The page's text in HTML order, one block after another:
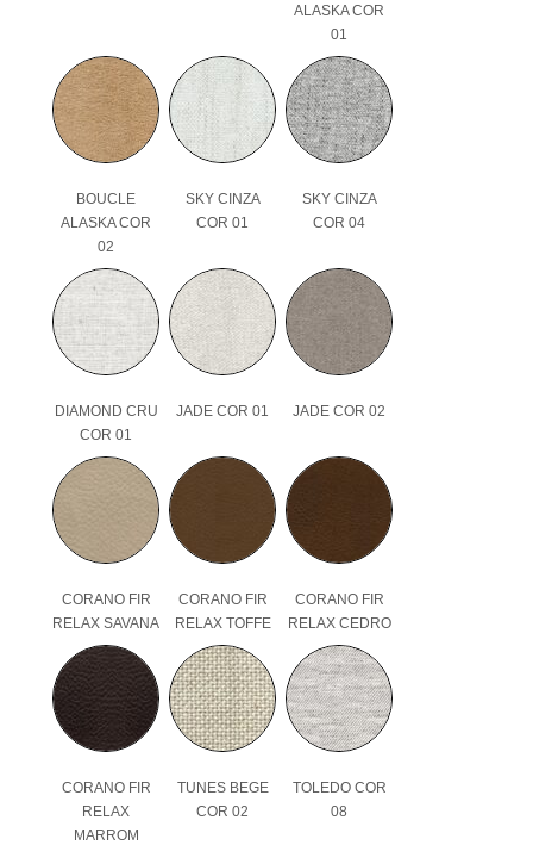
ALASKA COR
01
BOUCLE
ALASKA COR
02
SKY CINZA
COR 01
SKY CINZA
COR 04
DIAMOND CRU
COR 01
JADE COR 01 JADE COR 02
CORANO FIR
RELAX SAVANA
CORANO FIR
RELAX TOFFE
CORANO FIR
RELAX CEDRO
CORANO FIR
RELAX
MARROM
TUNES BEGE
COR 02
TOLEDO COR
08